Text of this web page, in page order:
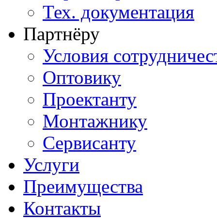
Тех. документация
Партнёру
Условия
Оптовику
Проектанту
Монтажнику
Сервисанту
Услуги
Преимущества
Контакты